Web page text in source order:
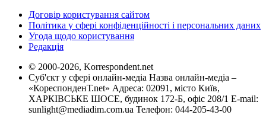
Договір користування сайтом
Політика у сфері конфіденційності і персональних даних
Угода щодо користування
Редакція
© 2000-2026, Korrespondent.net
Суб'єкт у сфері онлайн-медіа Назва онлайн-медіа –
«КореспонденТ.net» Адреса: 02091, місто Київ,
ХАРКІВСЬКЕ ШОСЕ, будинок 172-Б, офіс 208/1 E-mail:
sunlight@mediadim.com.ua Телефон: 044-205-43-00